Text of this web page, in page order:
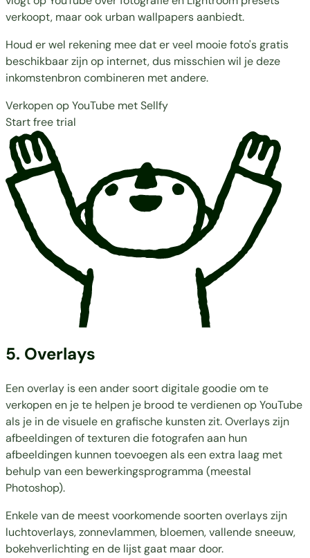
verkoopt, maar ook urban wallpapers aanbiedt.
Houd er wel rekening mee dat er veel mooie foto's gratis
beschikbaar zijn op internet, dus misschien wil je deze
inkomstenbron combineren met andere.
Verkopen op YouTube met Sellfy
Start free trial
5. Overlays
Een overlay is een ander soort digitale goodie om te
verkopen en je te helpen je brood te verdienen op YouTube
als je in de visuele en grafische kunsten zit. Overlays zijn
afbeeldingen of texturen die fotografen aan hun
afbeeldingen kunnen toevoegen als een extra laag met
behulp van een bewerkingsprogramma (meestal
Photoshop).
Enkele van de meest voorkomende soorten overlays zijn
luchtoverlays, zonnevlammen, bloemen, vallende sneeuw,
bokehverlichting en de lijst gaat maar door.